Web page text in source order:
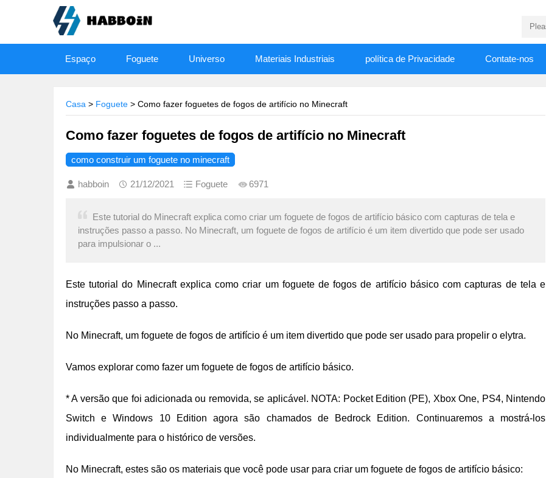
Espaço Foguete Universo Materiais Industriais política de Privacidade Contate-nos
Casa > Foguete > Como fazer foguetes de fogos de artifício no Minecraft
Como fazer foguetes de fogos de artifício no Minecraft
como construir um foguete no minecraft
habboin 21/12/2021 Foguete 6971
Este tutorial do Minecraft explica como criar um foguete de fogos de artifício básico com capturas de tela e
instruções passo a passo. No Minecraft, um foguete de fogos de artifício é um item divertido que pode ser usado
para impulsionar o ...
Este tutorial do Minecraft explica como criar um foguete de fogos de artifício básico com capturas de tela e
instruções passo a passo.
No Minecraft, um foguete de fogos de artifício é um item divertido que pode ser usado para propelir o elytra.
Vamos explorar como fazer um foguete de fogos de artifício básico.
* A versão que foi adicionada ou removida, se aplicável. NOTA: Pocket Edition (PE), Xbox One, PS4, Nintendo
Switch e Windows 10 Edition agora são chamados de Bedrock Edition. Continuaremos a mostrá-los
individualmente para o histórico de versões.
No Minecraft, estes são os materiais que você pode usar para criar um foguete de fogos de artifício básico: